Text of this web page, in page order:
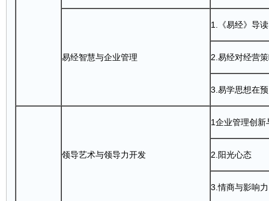
易经智慧与企业管理
1.《易经》导读
2.易经对经营
3.易学思想在
领导艺术与领导力开发
1企业管理创新
2.阳光心态
3.情商与影响力